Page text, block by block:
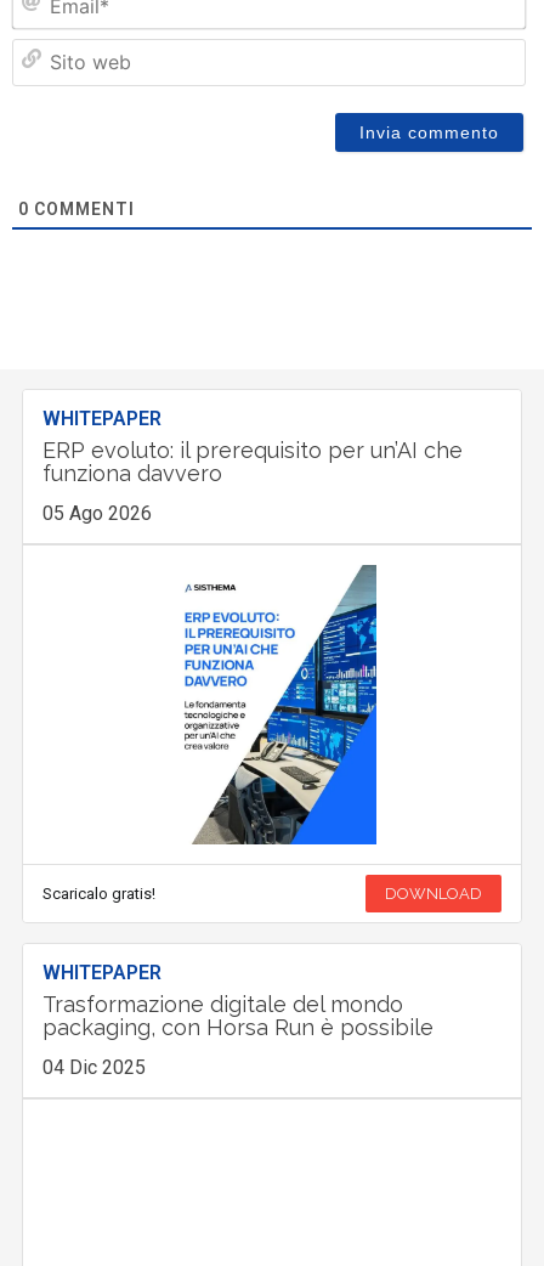
0 COMMENTI
WHITEPAPER
ERP evoluto: il prerequisito per un’AI che
funziona davvero
05 Ago 2026
Scaricalo gratis! DOWNLOAD
WHITEPAPER
Trasformazione digitale del mondo
packaging, con Horsa Run è possibile
04 Dic 2025